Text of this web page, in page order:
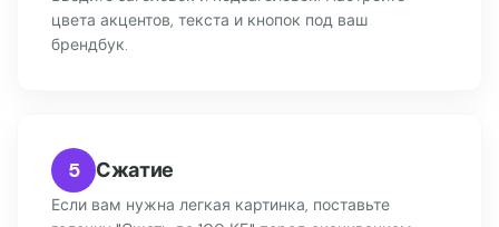
цвета акцентов, текста и кнопок под ваш
брендбук.
5 Сжатие
Если вам нужна легкая картинка, поставьте